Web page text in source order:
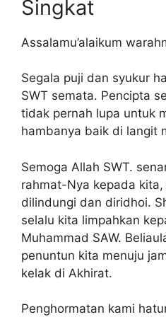
Singkat
Assalamu’alaikum
Segala puji dan syukur
SWT semata. Pencipta
tidak pernah lupa untuk
hambanya baik di langit
Semoga Allah SWT.
rahmat-Nya kepada
dilindungi dan diridhoi.
selalu kita limpahkan
Muhammad SAW.
penuntun kita menuju
kelak di Akhirat.
Penghormatan kami